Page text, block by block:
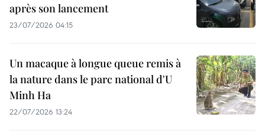
après son lancement
23/07/2026 04:15
Un macaque à longue queue remis à
la nature dans le parc national d'U
Minh Ha
22/07/2026 13:24